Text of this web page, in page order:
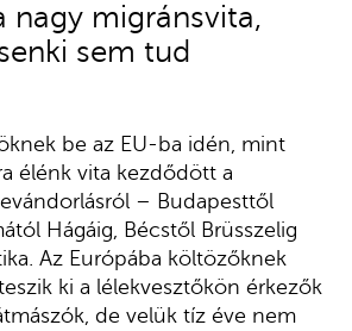
nagy migránsvita,
sem tud
be az EU-ba idén, mint
élénk vita kezdődött a
– Budapesttől
Hágáig, Bécstől Brüsszelig
Az Európába költözőknek
ki a lélekvesztőkön érkezők
de velük tíz éve nem